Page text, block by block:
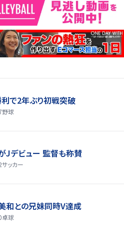
で2年ぶり初戦突破
野球
Jデビュー 監督も称賛
サッカー
和との兄妹同時V達成
卓球